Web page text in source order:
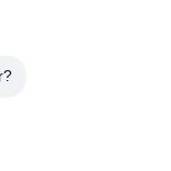
van de FuninVR
Simulator van